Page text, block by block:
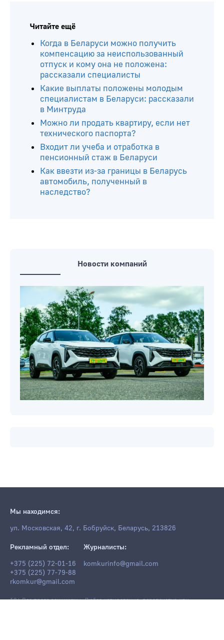
Читайте ещё
Когда в Беларуси можно получить
компенсацию за неиспользованный
отпуск и кому она не положена:
рассказали специалисты
Какие выплаты положены молодым
специалистам в Беларуси: рассказали
в Минтруда
Можно ли продать квартиру, если нет
технического паспорта?
Входит ли учеба и отработка в
пенсионный стаж в Беларуси
Как ввезти из-за границы в Беларусь
автомобиль, полученный в
наследство?
Новости компаний
Мы находимся:
ул. Московская, 42, г. Бобруйск, Беларусь, 213826
Рекламный отдел:
+375 (225) 72-01-16
+375 (225) 77-79-88
rkomkur@gmail.com
Журналисты:
komkurinfo@gmail.com
18+ Все права защищены. Любое копирование, перепечатка или